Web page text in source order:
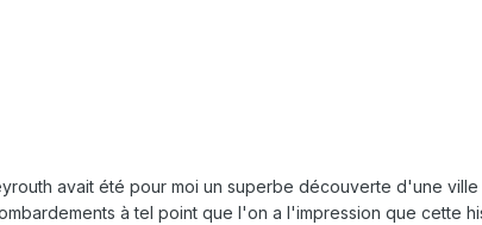
avait été pour moi un superbe découverte d'une
à tel point que l'on a l'impression que cette